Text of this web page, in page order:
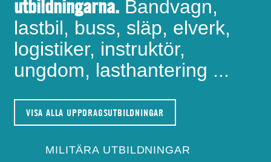
utbildningarna. Bandvagn,
lastbil, buss, släp, elverk,
logistiker, instruktör,
ungdom, lasthantering ...
VISA ALLA UPPDRAGSUTBILDNINGAR
MILITÄRA UTBILDNINGAR